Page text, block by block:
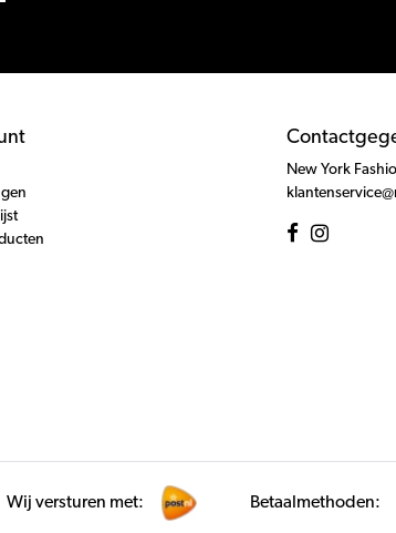
New York
Wij versturen met: Betaalmethoden: